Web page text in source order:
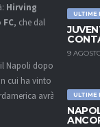
ULTIME
9
ULTIME
Hirving
, che dal
Napoli dopo
cui ha vinto
avrà avvio